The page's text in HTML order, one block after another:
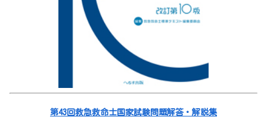
第43回救急救命士国家試験問題解答・解説集